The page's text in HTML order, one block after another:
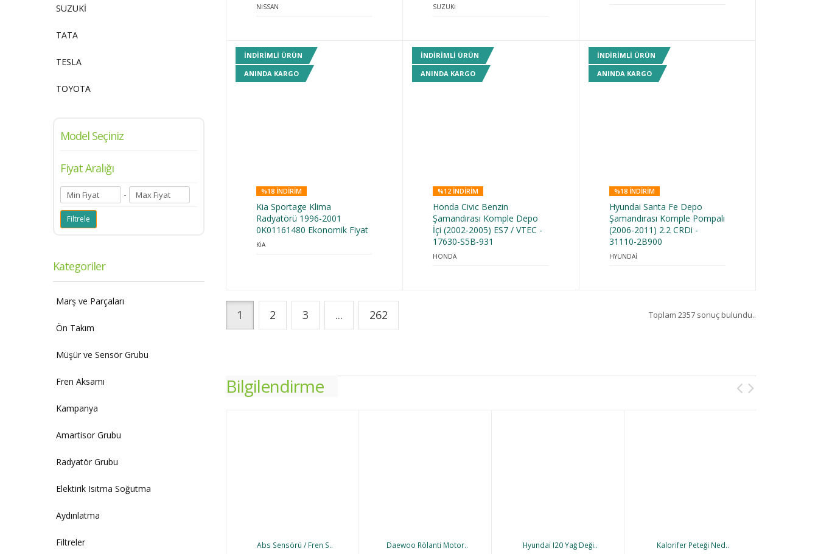
SUZUKİ
TATA
TESLA
TOYOTA
Model Seçiniz
Fiyat Aralığı
-
Kategoriler
Marş ve Parçaları
Ön Takım
Müşür ve Sensör Grubu
Fren Aksamı
Kampanya
Amartisor Grubu
Radyatör Grubu
Elektirik Isıtma Soğutma
Aydınlatma
Filtreler
NİSSAN SUZUKİ
INDIRIMLI ÜRÜN
ANINDA KARGO
%18 INDIRIM
Kia Sportage Klima
Radyatörü 1996-2001
0K01161480 Ekonomik Fiyat
KİA
INDIRIMLI ÜRÜN
ANINDA KARGO
%12 INDIRIM
Honda Civic Benzin
Şamandırası Komple Depo
İçi (2002-2005) ES7 / VTEC -
17630-S5B-931
HONDA
INDIRIMLI ÜRÜN
ANINDA KARGO
%18 INDIRIM
Hyundai Santa Fe Depo
Şamandırası Komple Pompalı
(2006-2011) 2.2 CRDi -
31110-2B900
HYUNDAİ
1 2 3 ... 262 Toplam 2357 sonuç bulundu..
Bilgilendirme
Abs Sensörü / Fren S.. Daewoo Rölanti Motor.. Hyundai I20 Yağ Deği.. Kalorifer Peteği Ned..